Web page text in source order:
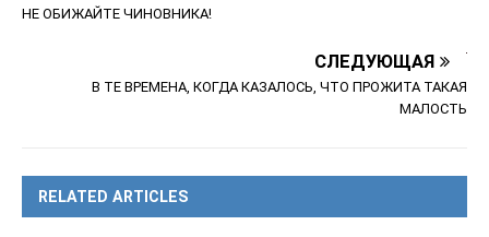
НЕ ОБИЖАЙТЕ ЧИНОВНИКА!
СЛЕДУЮЩАЯ
В ТЕ ВРЕМЕНА, КОГДА КАЗАЛОСЬ, ЧТО ПРОЖИТА ТАКАЯ
МАЛОСТЬ
RELATED ARTICLES